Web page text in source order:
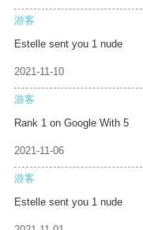
游客
Estelle sent you 1 nude
2021-11-10
游客
Rank 1 on Google With 5
2021-11-06
游客
Estelle sent you 1 nude